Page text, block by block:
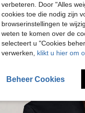
19.49€
verbeteren. Door "Alles
cookies toe die nodig zijn
browserinstellingen te
weten te komen over de
selecteert u "Cookies
verwerken, klikt u hier om
Beheer Cookies